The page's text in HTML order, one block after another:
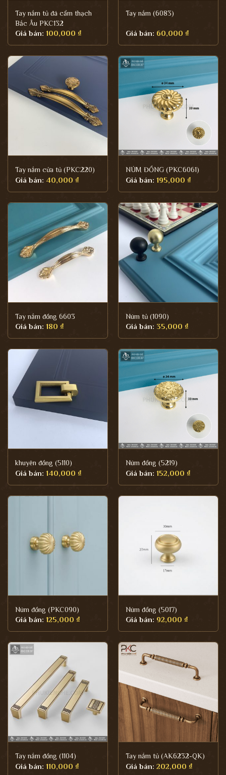
Tay nắm tủ đá cẩm thạch
Bắc Âu PKC132
Giá bán: 100,000 ₫
Tay nắm (6083)
Giá bán: 60,000 ₫
Tay nắm cửa tủ (PKC220)
Giá bán: 40,000 ₫
NÚM ĐỒNG (PKC6061)
Giá bán: 195,000 ₫
Tay nắm đồng 6603
Giá bán: 180 ₫
Núm tủ (1090)
Giá bán: 35,000 ₫
khuyên đồng (5110)
Giá bán: 140,000 ₫
Núm đồng (5219)
Giá bán: 152,000 ₫
Núm đồng (PKC090)
Giá bán: 125,000 ₫
Núm đồng (5017)
Giá bán: 92,000 ₫
Tay nắm đồng (1104)
Giá bán: 110,000 ₫
Tay nắm tủ (AK6232-QK)
Giá bán: 202,000 ₫